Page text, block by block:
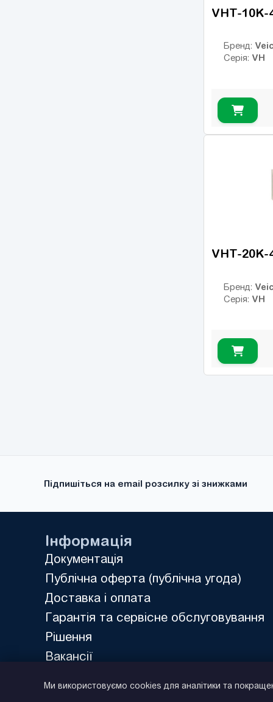
VHT-10K-
Бренд:
Серія: VH
VHT-20K-
Бренд:
Серія: VH
Підпишіться на email розсилку зі знижками
Інформація
Документація
Публічна оферта (публічна угода)
Доставка і оплата
Гарантія та сервісне обслуговування
Рішення
Вакансії
Ми використовуємо cookies для аналітики та